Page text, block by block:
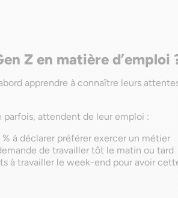
Z en matière d’emploi
apprendre à connaître leurs
parfois, attendent de leur emploi :
% à déclarer préférer exercer un métier
de travailler tôt le matin ou tard
à travailler le week-end pour avoir